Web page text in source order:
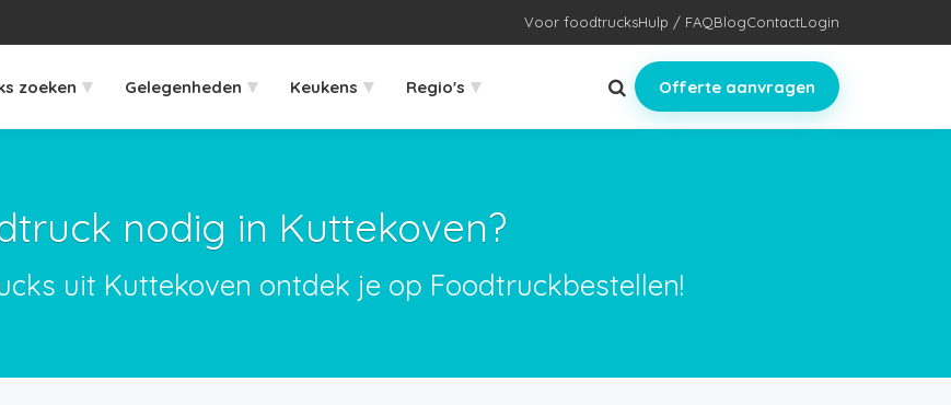
Voor foodtrucksHulp / FAQBlogContactLogin
zoeken ▾ Gelegenheden ▾ Keukens ▾ Regio's ▾ Offerte aanvragen
nodig in Kuttekoven?
uit Kuttekoven ontdek je op Foodtruckbestellen!